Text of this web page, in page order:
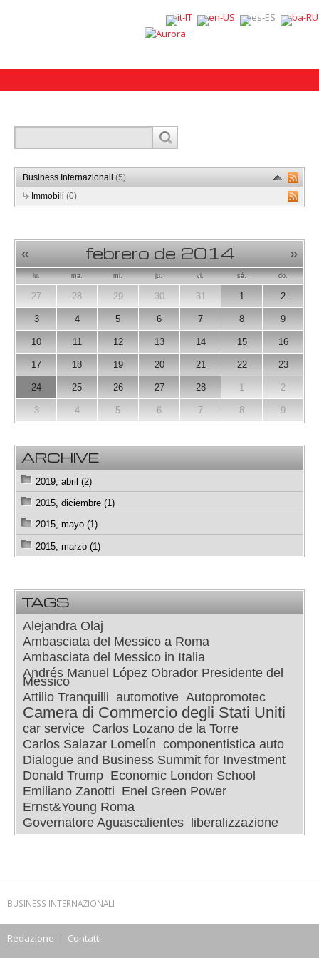
Business Internazionali (5)
Immobili (0)
« febrero de 2014 »
lu. ma. mi. ju. vi. sá. do.
27 28 29 30 31 1 2
3 4 5 6 7 8 9
10 11 12 13 14 15 16
17 18 19 20 21 22 23
24 25 26 27 28 1 2
3 4 5 6 7 8 9
ARCHIVE
2019, abril (2)
2015, diciembre (1)
2015, mayo (1)
2015, marzo (1)
TAGS
Alejandra Olaj
Ambasciata del Messico a Roma
Ambasciata del Messico in Italia
Andrés Manuel López Obrador Presidente del
Messico
Attilio Tranquilli automotive Autopromotec
Camera di Commercio degli Stati Uniti
car service Carlos Lozano de la Torre
Carlos Salazar Lomelín componentistica auto
Dialogue and Business Summit for Investment
Donald Trump Economic London School
Emiliano Zanotti Enel Green Power
Ernst&Young Roma
Governatore Aguascalientes
liberalizzazione
BUSINESS INTERNAZIONALI
Redazione | Contatti